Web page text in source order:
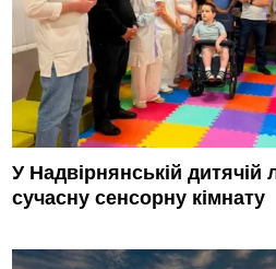
У Надвірнянській дитячій
сучасну сенсорну кімнату